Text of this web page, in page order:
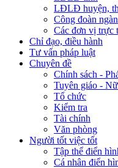
LĐLĐ huyện,
Công đoàn
Các đơn vị trực
Chỉ đạo, điều hành
Tư vấn pháp luật
Chuyên đề
Chính sách -
Tuyên giáo -
Tổ chức
Kiểm tra
Tài chính
Văn phòng
Người tốt việc tốt
Tập thể điển
Cá nhân điển